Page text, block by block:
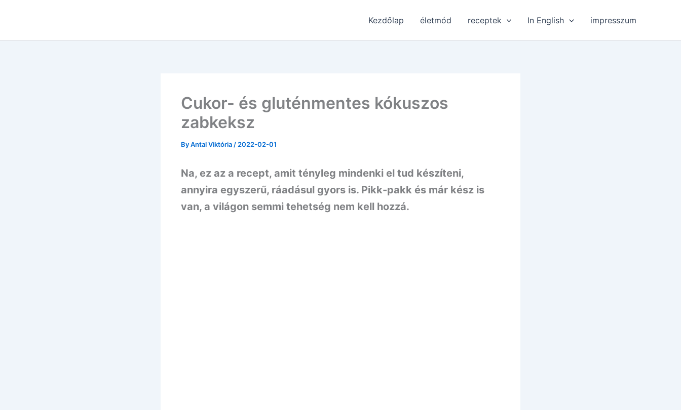
Kezdőlap életmód receptek In English impresszum
Cukor- és gluténmentes kókuszos
zabkeksz
ByAntal Viktória / 2022-02-01
Na, ez az a recept, amit tényleg mindenki el tud készíteni,
annyira egyszerű, ráadásul gyors is. Pikk-pakk és már kész is
van, a világon semmi tehetség nem kell hozzá.